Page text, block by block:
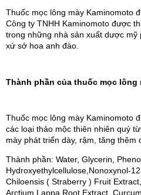
Thuốc mọc lông mày Kaminomoto
Công ty TNHH Kaminomoto được
trong những nhà sản xuất dược mỹ
xứ sở hoa anh đào.
Thành phần của thuốc mọc lông
Thuốc mọc lông mày Kaminomoto
các loại thảo mộc thiên nhiên quý
mày phát triển dày, rậm, tăng thêm
Thành phần: Water, Glycerin,
Hydroxyethylcellulose,Nonoxynol-
Chiloensis ( Straberry ) Fruit
Arctium Lappa Root Extract,